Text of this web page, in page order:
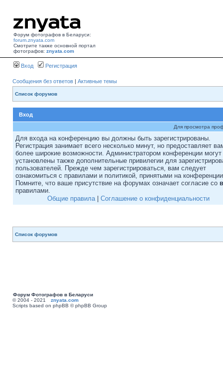
Форум фотографов в Беларуси:
forum.znyata.com
Смотрите также основной портал
фотографов: znyata.com
Вход Регистрация
Сообщения без ответов | Активные темы
Список форумов
Вход
Для просмотра
Для входа на конференцию вы должны быть зарегистрированы.
Регистрация занимает всего несколько минут, но предоставляет
более широкие возможности. Администратором конференции
установлены также дополнительные привилегии для
пользователей. Прежде чем зарегистрироваться, вам следует
ознакомиться с правилами и политикой, принятыми на
Помните, что ваше присутствие на форумах означает согласие со
правилами.
Общие правила| Соглашение о конфиденциальности
Список форумов
Форум Фотографов в Беларуси
© 2004 - 2021 znyata.com
Scripts based on phpBB © phpBB Group